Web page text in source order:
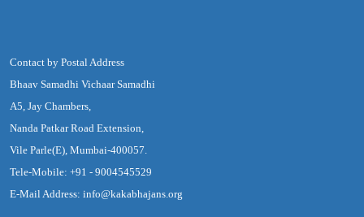
Contact by Postal Address
Bhaav Samadhi Vichaar Samadhi
A5, Jay Chambers,
Nanda Patkar Road Extension,
Vile Parle(E), Mumbai-400057.
Tele-Mobile: +91 - 9004545529
E-Mail Address: info@kakabhajans.org